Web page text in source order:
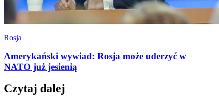
Rosja
Amerykański wywiad: Rosja może uderzyć w
NATO już jesienią
Czytaj dalej